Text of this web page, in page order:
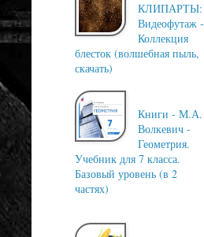
КЛИПАРТЫ:
Видеофутаж -
Коллекция
блесток (волшебная пыль,
скачать)
Книги - М.А.
Волкевич -
Геометрия.
Учебник для 7 класса.
Базовый уровень (в 2
частях)